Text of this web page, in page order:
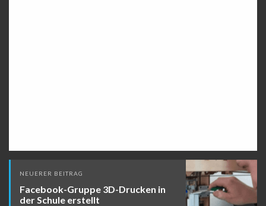
Beitragsnavigation
NEUERER BEITRAG
Facebook-Gruppe 3D-Drucken in
der Schule erstellt